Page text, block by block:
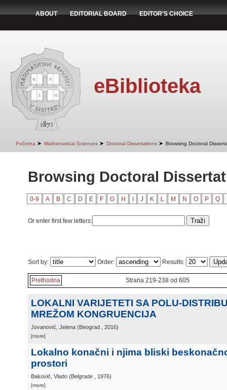
ABOUT EDITORIAL BOARD EDITOR'S CHOICE
eBiblioteka
Početna ➤ Mathematical Sciences ➤ Doctoral Dissertations ➤ Browsing Doctoral
Browsing Doctoral
0-9 A B C D E F G H J K L M N O P Q
Or enter first few letters:
Sort by: Order: Results:
Prethodna Strana 219-238 od 605
LOKALNI VARIJETETI SA POLU-
MREŽOM KONGRUENCIJA
Jovanović, Jelena (Beograd , 2016)
[more]
Lokalno konačni i njima bliski
prostori
Baković, Vlado (Belgrade , 1976)
[more]